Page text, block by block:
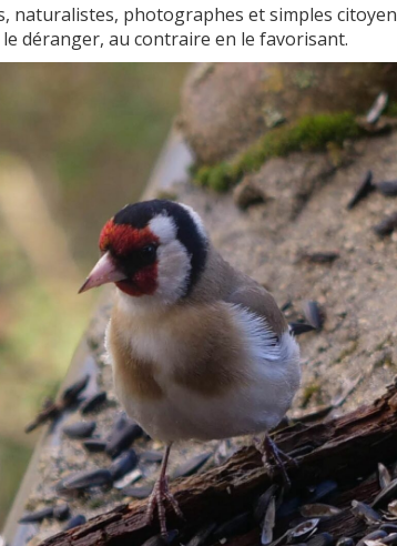
naturalistes, photographes et simples
déranger, au contraire en le favorisant.